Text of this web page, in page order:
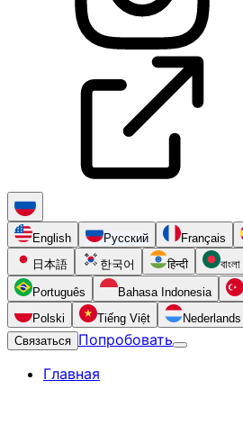
English Русский Français
日本語
한국어 हिन्दी বাংলা
Português Bahasa Indonesia
Polski
Tiếng Việt Nederlands
Связаться Попробовать
Главная